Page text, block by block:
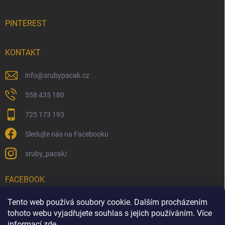
Tento web používá soubory cookie. Dalším procházením
tohoto webu vyjadřujete souhlas s jejich používáním. Více
PINTEREST
KONTAKT
info@srubypacak.cz
558 435 180
725 173 193
Sledujte nás na Facebooku
sruby_pacak/
FACEBOOK